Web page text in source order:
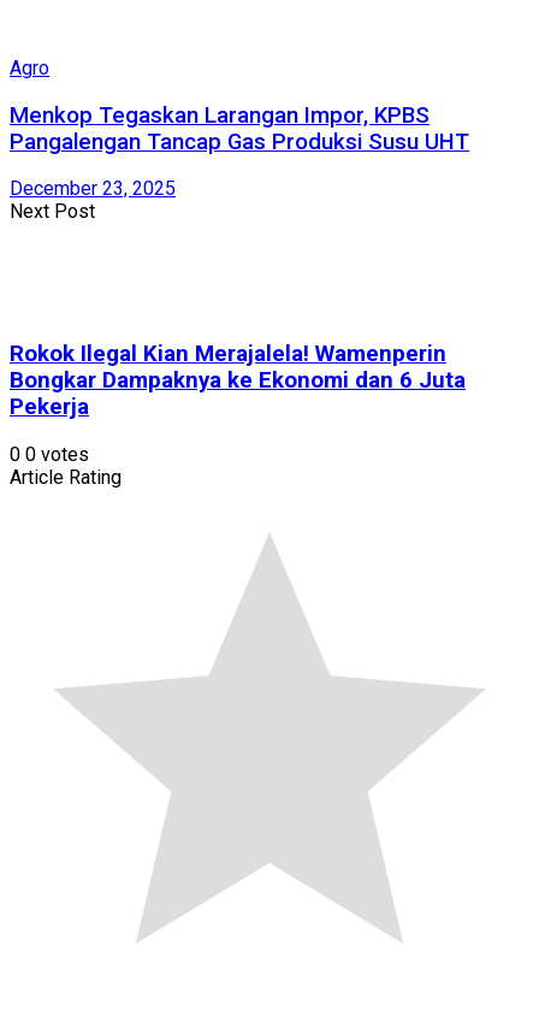
Agro
Menkop Tegaskan Larangan Impor, KPBS
Pangalengan Tancap Gas Produksi Susu UHT
December 23, 2025
Next Post
Rokok Ilegal Kian Merajalela! Wamenperin
Bongkar Dampaknya ke Ekonomi dan 6 Juta
Pekerja
0 0 votes
Article Rating